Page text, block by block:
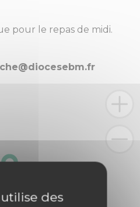
pour le repas de midi.
des